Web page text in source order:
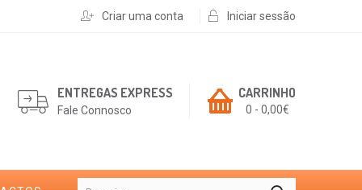
Criar uma conta Iniciar sessão
CARRINHO
0 - 0,00€
ENTREGAS EXPRESS
Fale Connosco